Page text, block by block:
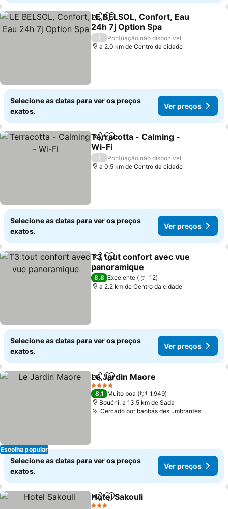
PartilharAdicionar aos favoritos
LE BELSOL, Confort, Eau
24h 7j Option Spa
/
Pontuação não disponível
a 2.0 km de Centro da cidade
Selecione as datas para ver os preços
exatos.
Ver preços
PartilharAdicionar aos favoritos
Terracotta - Calming -
Wi-Fi
/
Pontuação não disponível
a 0.5 km de Centro da cidade
Selecione as datas para ver os preços
exatos.
Ver preços
PartilharAdicionar aos favoritos
T3 tout confort avec vue
panoramique
8,8 Excelente
12
a 2.2 km de Centro da cidade
Selecione as datas para ver os preços
exatos.
Ver preços
Escolha popular
PartilharAdicionar aos favoritos
Le Jardin Maore
4 Estrelas
8,1 Muito boa
1.949
Bouéni, a 13.5 km de Sada
Cercado por baobás deslumbrantes
Selecione as datas para ver os preços
exatos.
Ver preços
PartilharAdicionar aos favoritos
Hotel Sakouli